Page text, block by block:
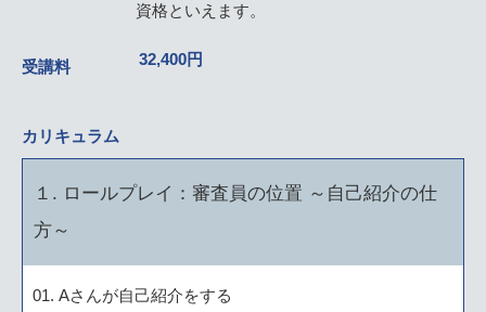
資格といえます。
受講料 32,400円
カリキュラム
１. ロールプレイ：審査員の位置 ～自己紹介の仕
方～
Aさんが自己紹介をする